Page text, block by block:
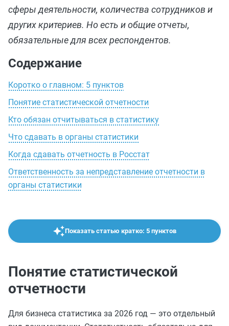
сферы деятельности, количества сотрудников и
других критериев. Но есть и общие отчеты,
обязательные для всех респондентов.
Содержание
Коротко о главном: 5 пунктов
Понятие статистической отчетности
Кто обязан отчитываться в статистику
Что сдавать в органы статистики
Когда сдавать отчетность в Росстат
Ответственность за непредставление отчетности в
органы статистики
Показать статью кратко: 5 пунктов
Понятие статистической
отчетности
Для бизнеса статистика за 2026 год — это отдельный